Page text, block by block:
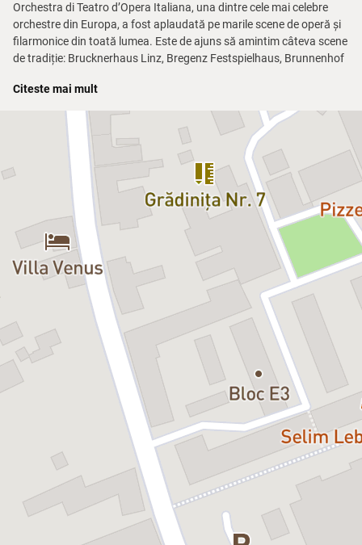
Orchestra di Teatro d’Opera Italiana, una dintre cele mai celebre
orchestre din Europa, a fost aplaudată pe marile scene de operă și
filarmonice din toată lumea. Este de ajuns să amintim câteva scene
de tradiție: Brucknerhaus Linz, Bregenz Festspielhaus, Brunnenhof
Meistersingershalle Nürnberg, Kasemattenbuehne Graz.
Recunoașterea orchestrei este dată și de colaborările cu mari nume
ale liricii mondiale, soliști și dirijori de la Arena din Verona, Teatrul
Scala din Milano, Teatrul de Operă din Roma, Opera de Stat din
Membrilor Orchestrei di Teatro d’Opera Italiana li se alătură artiști
instrumentiști din Orchestra Operei Vox, cunoscută și apreciată la
nivel național și internațional. Este un concept nou în România, în
care artiști instrumentiști din două orchestre de prim rang din
Europa își dau mâna pentru a oferi publicului seri memorabile și
experiențe muzicale unice.
De la Johann Strauss la Bogdan Costache sau despre modelul
vienez al dirijatului cu vioara în mână
Conducerea muzicală a spectacolului va fi asigurată de tânărul
dirijor și solist violinist Bogdan Costache. Astfel, soliștii și
instrumentiștii invitați din Viena, Italia, Elveția și Germania vor
evolua sub bagheta unuia dintre cei mai talentați conducători de
orchestră ai tinerei generații, născut în România. Prezența lui
Bogdan Costache în programul Regalului Vienez din acest an se
datorează publicului care îl îndrăgește deja și și-a exprimat dorința
de a-l revedea cât mai curând. Spectacolul va fi unul interactiv,
dirijat „cu vioara în mână”, după modelul lui Johann Strauss sau,
mai nou, al lui Andre Rieu.
Și în acest an, Bogdan vă va surprinde cu multe piese în primă
Citeste mai mult